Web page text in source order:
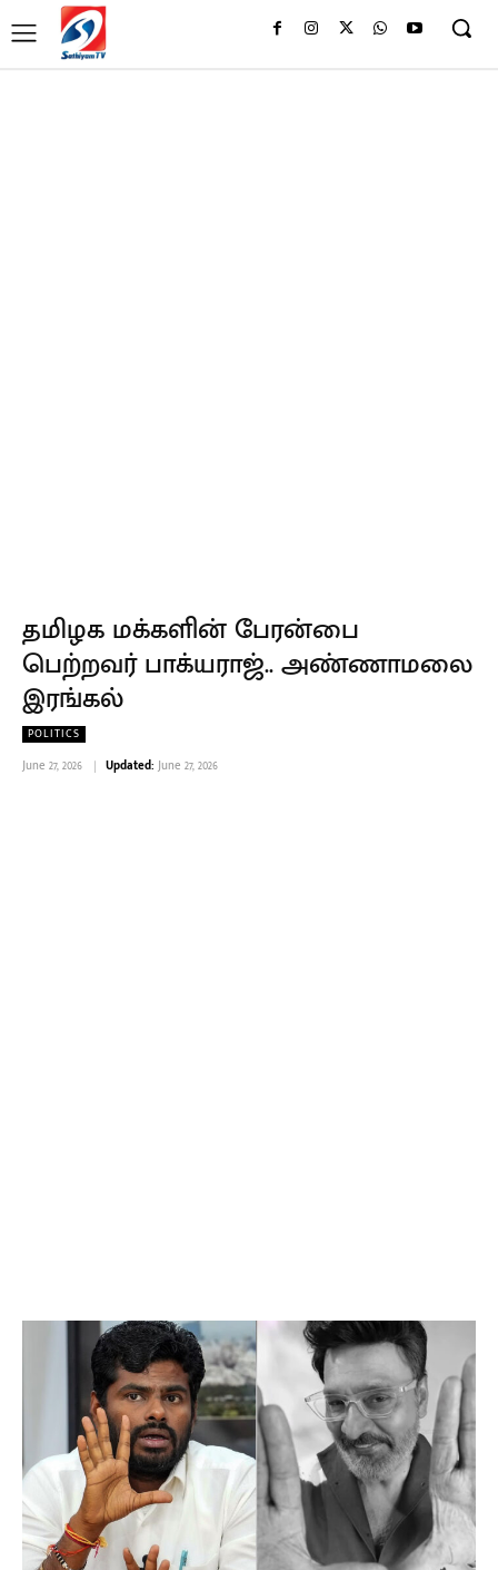
தமிழக மக்களின் பேரன்பை
பெற்றவர் பாக்யராஜ்.. அண்ணாமலை
இரங்கல்
POLITICS
June 27, 2026 Updated: June 27, 2026